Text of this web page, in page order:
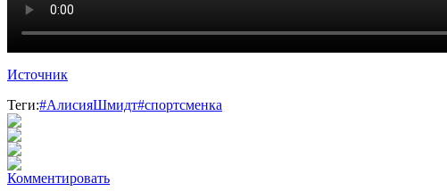
Источник
Теги:#АлисияШмидт#спортсменка
Комментировать